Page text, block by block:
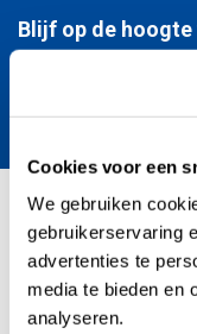
Cookies voor een
We gebruiken
gebruikerservaring
advertenties te
media te bieden en
analyseren.
Blijf op de hoogte
Kunststofregenton.nl is